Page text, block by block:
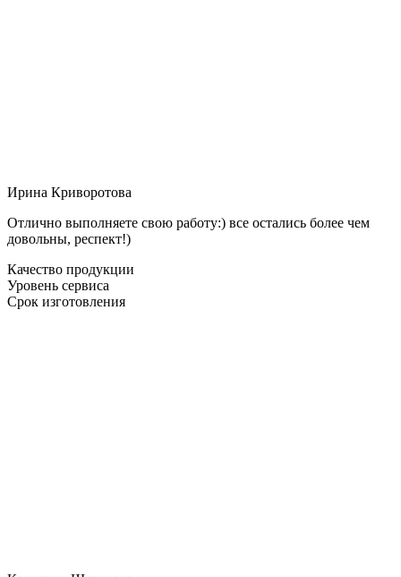
Ирина Криворотова
Отлично выполняете свою работу:) все остались более чем
довольны, респект!)
Качество продукции
Уровень сервиса
Срок изготовления